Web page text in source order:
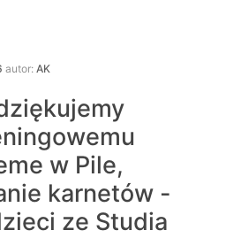
autor: AK
w Pile,
karnetów -
ze Studia